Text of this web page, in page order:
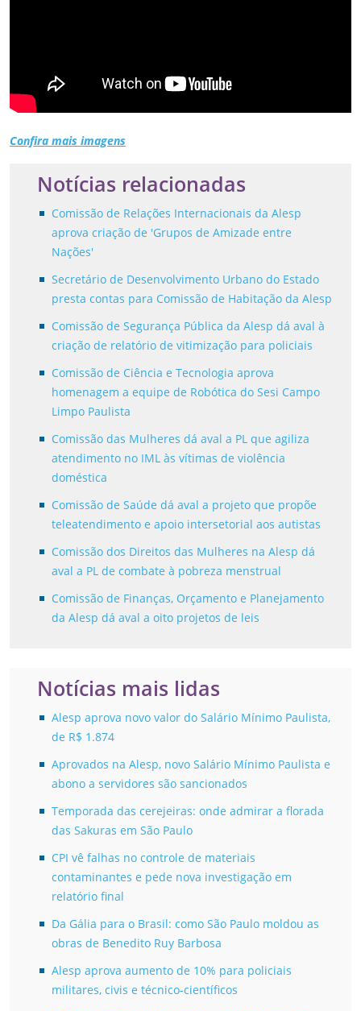
Confira mais imagens
Notícias relacionadas
Comissão de Relações Internacionais da Alesp
aprova criação de 'Grupos de Amizade entre
Nações'
Secretário de Desenvolvimento Urbano do Estado
presta contas para Comissão de Habitação da Alesp
Comissão de Segurança Pública da Alesp dá aval à
criação de relatório de vitimização para policiais
Comissão de Ciência e Tecnologia aprova
homenagem a equipe de Robótica do Sesi Campo
Limpo Paulista
Comissão das Mulheres dá aval a PL que agiliza
atendimento no IML às vítimas de violência
doméstica
Comissão de Saúde dá aval a projeto que propõe
teleatendimento e apoio intersetorial aos autistas
Comissão dos Direitos das Mulheres na Alesp dá
aval a PL de combate à pobreza menstrual
Comissão de Finanças, Orçamento e Planejamento
da Alesp dá aval a oito projetos de leis
Notícias mais lidas
Alesp aprova novo valor do Salário Mínimo Paulista,
de R$ 1.874
Aprovados na Alesp, novo Salário Mínimo Paulista e
abono a servidores são sancionados
Temporada das cerejeiras: onde admirar a florada
das Sakuras em São Paulo
CPI vê falhas no controle de materiais
contaminantes e pede nova investigação em
relatório final
Da Gália para o Brasil: como São Paulo moldou as
obras de Benedito Ruy Barbosa
Alesp aprova aumento de 10% para policiais
militares, civis e técnico-científicos